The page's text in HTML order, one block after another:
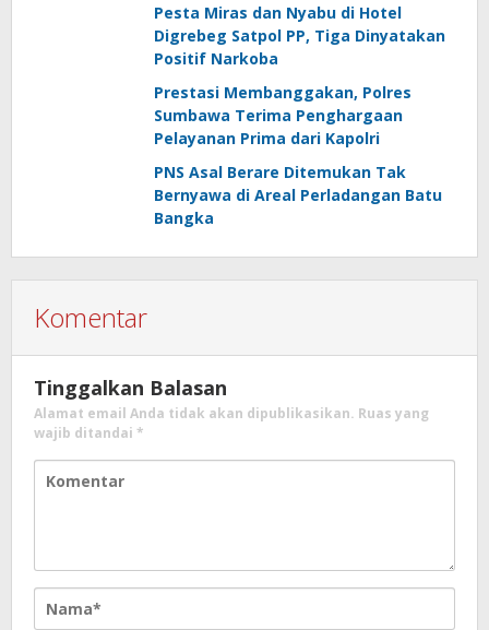
Pesta Miras dan Nyabu di Hotel
Digrebeg Satpol PP, Tiga Dinyatakan
Positif Narkoba
Prestasi Membanggakan, Polres
Sumbawa Terima Penghargaan
Pelayanan Prima dari Kapolri
PNS Asal Berare Ditemukan Tak
Bernyawa di Areal Perladangan Batu
Bangka
Komentar
Tinggalkan Balasan
Alamat email Anda tidak akan dipublikasikan. Ruas yang
wajib ditandai *